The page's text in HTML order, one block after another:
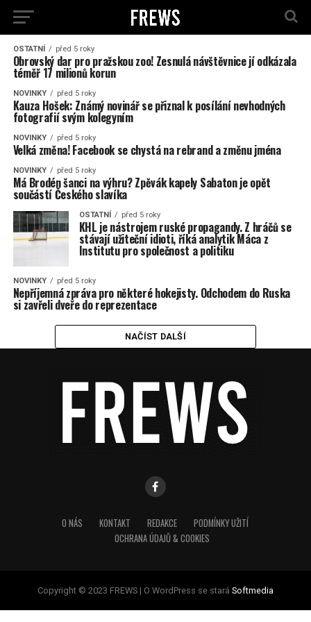
OSTATNÍ před 5 roky
Obrovský dar pro pražskou zoo! Zesnulá návštěvnice jí odkázala
téměř 17 milionů korun
NOVINKY před 5 roky
Kauza Hošek: Známý novinář se přiznal k posílání nevhodných
fotografií svým kolegyním
NOVINKY před 5 roky
Velká změna! Facebook se chystá na rebrand a změnu jména
NOVINKY před 5 roky
Má Brodén šanci na výhru? Zpěvák kapely Sabaton je opět
součástí Českého slavíka
OSTATNÍ před 5 roky
KHL je nástrojem ruské propagandy. Z hráčů se
stávají užiteční idioti, říká analytik Máca z
Institutu pro společnost a politiku
NOVINKY před 5 roky
Nepříjemná zpráva pro některé hokejisty. Odchodem do Ruska
si zavřeli dveře do reprezentace
NAČÍST DALŠÍ
O NÁS KONTAKT REDAKCE
PODMÍNKY UŽITÍ
OCHRANA ÚDAJŮ & COOKIES
Copyright © 2023 FREWS | O WordPress se stará Softmedia